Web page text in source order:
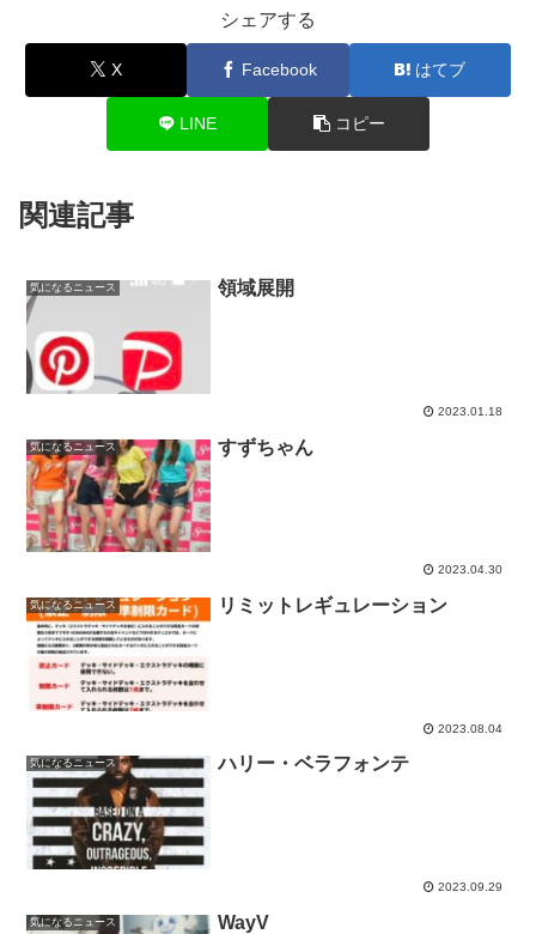
シェアする
X Facebook はてブ
LINE コピー
関連記事
気になるニュース 領域展開
2023.01.18
気になるニュース すずちゃん
2023.04.30
気になるニュース リミットレギュレーション
2023.08.04
気になるニュース ハリー・ベラフォンテ
2023.09.29
気になるニュース WayV